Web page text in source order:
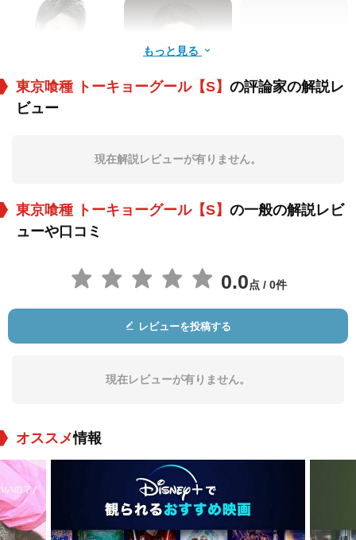
鈴木伸之
森七菜 木竜麻生
カン・ジヨン
役：Itori
マギー
もっと見る
東京喰種 トーキョーグール【S】 の評論家の解説レ
ビュー
現在解説レビューが有りません。
東京喰種 トーキョーグール【S】 の一般の解説レビ
ューや口コミ
0.0点 / 0件
レビューを投稿する
現在レビューが有りません。
オススメ情報